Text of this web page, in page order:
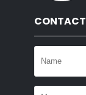
CONTACT